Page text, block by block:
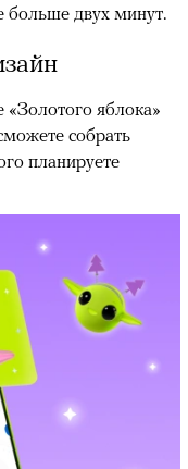
больше двух минут.
яблока»
собрать
планируете